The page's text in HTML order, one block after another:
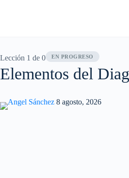
Lección 1 de 0 EN PROGRESO
Elementos del
Angel Sánchez 8 agosto, 2026